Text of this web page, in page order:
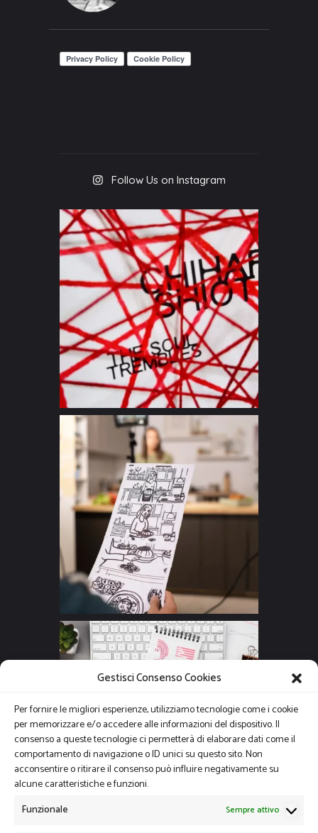
Gestisci Consenso Cookies
Per fornire le migliori esperienze, utilizziamo tecnologie come i cookie
per memorizzare e/o accedere alle informazioni del dispositivo. Il
consenso a queste tecnologie ci permetterà di elaborare dati come il
comportamento di navigazione o ID unici su questo sito. Non
acconsentire o ritirare il consenso può influire negativamente su
alcune caratteristiche e funzioni.
Funzionale
Sempre attivo
Follow Us on Instagram